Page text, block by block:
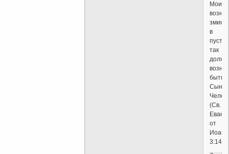
вознес
змию
в
так
быть
Сыну
(Св.
от
3:14)